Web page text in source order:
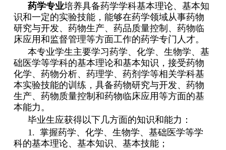
人才培养
科学研究
本科教学
平台建设
学生园地
交流合作
药学专业培养具备药学学科基本理论、基本知
识和一定的实验技能，能够在药学领域从事药物
研究与开发、药物生产、药品质量控制、药物临
床应用和监督管理等方面工作的药学专门人才。
本专业学生主要学习药学、化学、生物学、基
础医学等学科的基本理论和基本知识，接受药物
化学、药物分析、药理学、药剂学等相关学科基
本实验技能的训练，具备药物研究与开发、药物
生产、药物质量控制和药物临床应用等方面的基
本能力。
毕业生应获得以下几方面的知识和能力：
1.掌握药学、化学、生物学、基础医学等学
科的基本理论、基本知识、基本技能；